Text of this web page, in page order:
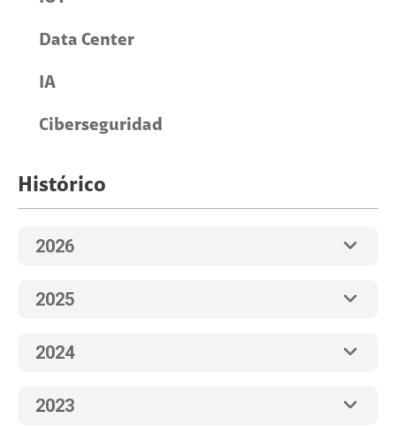
Data Center
IA
Ciberseguridad
Histórico
2026
2025
2024
2023